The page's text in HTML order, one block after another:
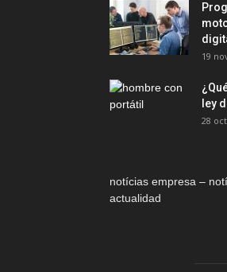
19
ley
28
notícias empresa –
actualidad